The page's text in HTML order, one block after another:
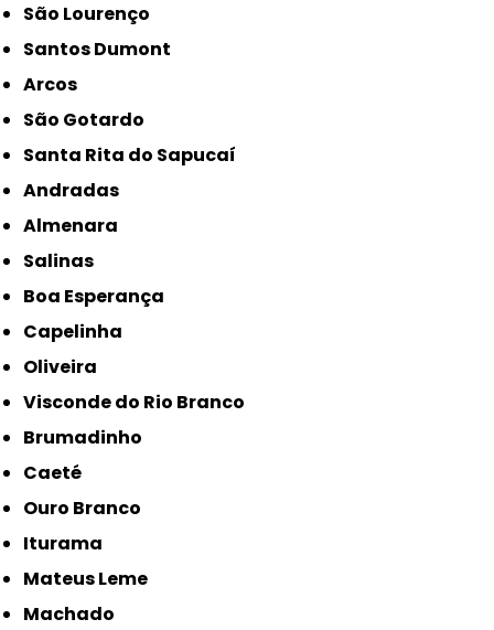
São Lourenço
Santos Dumont
Arcos
São Gotardo
Santa Rita do Sapucaí
Andradas
Almenara
Salinas
Boa Esperança
Capelinha
Oliveira
Visconde do Rio Branco
Brumadinho
Caeté
Ouro Branco
Iturama
Mateus Leme
Machado